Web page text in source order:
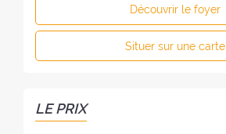
r
u
r
e
:
Découvrir le foyer
Situer sur une carte
LE PRIX